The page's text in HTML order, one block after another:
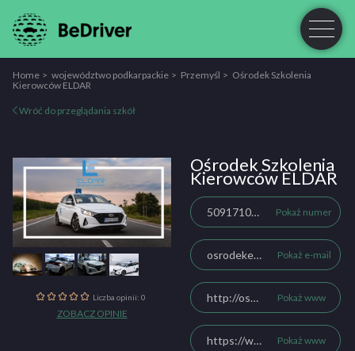
Home województwo podkarpackie Przemyśl
Ośrodek Szkolenia
Kierowców ELDAR
Wróć do przeglądania szkół
Liczba opinii: 0
ZOBACZ OPINIE
Ośrodek Szkolenia
Kierowców ELDAR
509171052 Pokaż numer
osrodekeldar@gmail.com Pokaż e-mail
http://osrodekeldar.pl/ Pokaż www
https://www.facebook.com/osrodekeldar Pokaż www